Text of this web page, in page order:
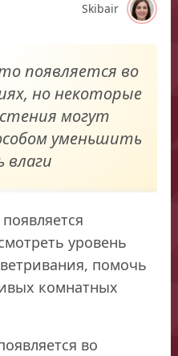
Skibair
появляется во
но некоторые
могут
уменьшить
влаги
уровень
помочь
комнатных
во